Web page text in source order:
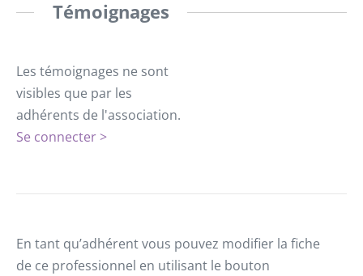
Témoignages
Les témoignages ne sont
visibles que par les
adhérents de l'association.
Se connecter >
En tant qu’adhérent vous pouvez modifier la fiche
de ce professionnel en utilisant le bouton